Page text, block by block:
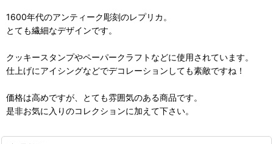
1600年代のアンティーク彫刻のレプリカ。
とても繊細なデザインです。
クッキースタンプやペーパークラフトなどに使用されています。
仕上げにアイシングなどでデコレーションしても素敵ですね！
価格は高めですが、とても雰囲気のある商品です。
是非お気に入りのコレクションに加えて下さい。